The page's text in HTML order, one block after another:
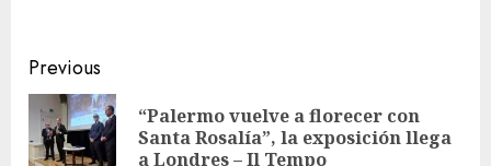
Previous
“Palermo vuelve a florecer con
Santa Rosalía”, la exposición llega
a Londres – Il Tempo